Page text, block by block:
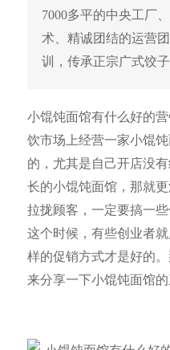
7000多平的中央工厂
术、精诚团结的运营
训，传承正宗广式饺子
小馄饨面馆有什么好的
饮市场上经营一家小馄
的，尤其是自己开店没
长的小馄饨面馆，那就
拉拢顾客，一定要搞一
这个时候，有些创业者
样的促销方式才是好的
来分享一下小馄饨面馆的